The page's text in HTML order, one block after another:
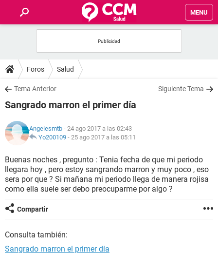
MENU
FOROS
SALUD
FAMILIA
NUTRICIÓN
BIENESTAR
SEXUALIDAD
GLOSARIO
Foros Salud
Tema Anterior Siguiente Tema
Sangrado marron el primer día
Angelesmtb - 24 ago 2017 a las 02:43
Yo200109 - 25 ago 2017 a las 05:11
Buenas noches , pregunto : Tenia fecha de que mi periodo
llegara hoy , pero estoy sangrando marron y muy poco , eso
sera por que ? Si mañana mi periodo llega de manera rojisa
como ella suele ser debo preocuparme por algo ?
Compartir
Consulta también:
Sangrado marron el primer día